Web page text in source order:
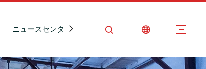
ニュースセンター お問い合わせ